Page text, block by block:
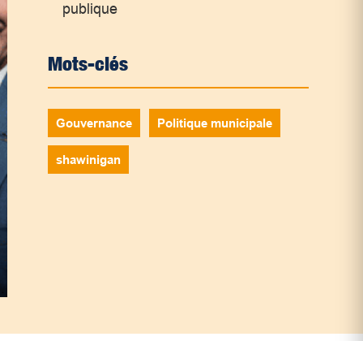
publique
Mots-clés
Gouvernance Politique municipale
shawinigan